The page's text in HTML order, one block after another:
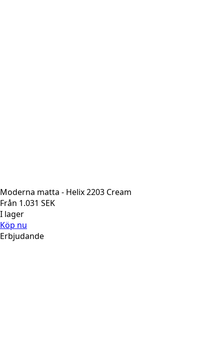
Moderna matta - Helix 2203 Cream
Från 1.031 SEK
I lager
Köp nu
Erbjudande